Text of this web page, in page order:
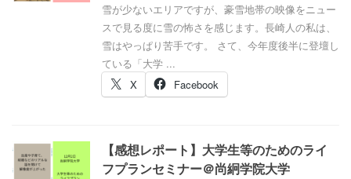
雪が少ないエリアですが、豪雪地帯の映像をニュー
スで見る度に雪の怖さを感じます。長崎人の私は、
雪はやっぱり苦手です。 さて、今年度後半に登壇し
ている「大学 ...
X
Facebook
【感想レポート】大学生等のためのライ
フプランセミナー＠尚絅学院大学